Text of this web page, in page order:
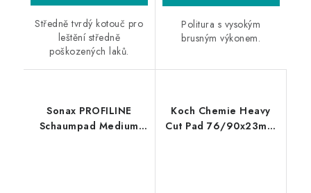
Středně tvrdý kotouč pro
leštění středně
poškozených laků.
Politura s vysokým
brusným výkonem.
Sonax PROFILINE
Schaumpad Medium
Koch Chemie Heavy
Cut Pad 76/90x23mm